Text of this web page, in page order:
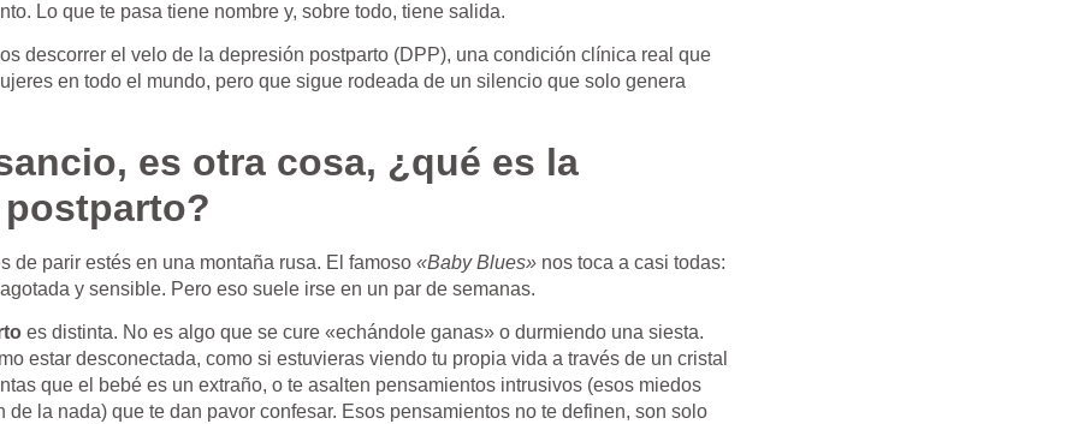
Lo que te pasa tiene nombre y, sobre todo, tiene salida.
descorrer el velo de la depresión postparto (DPP), una condición clínica real que
en todo el mundo, pero que sigue rodeada de un silencio que solo genera
es otra cosa, ¿qué es la
de parir estés en una montaña rusa. El famoso «Baby Blues»nos toca a casi todas:
y sensible. Pero eso suele irse en un par de semanas.
es distinta. No es algo que se cure «echándole ganas» o durmiendo una siesta.
estar desconectada, como si estuvieras viendo tu propia vida a través de un cristal
que el bebé es un extraño, o te asalten pensamientos intrusivos (esos miedos
de la nada) que te dan pavor confesar. Esos pensamientos no te definen, son solo